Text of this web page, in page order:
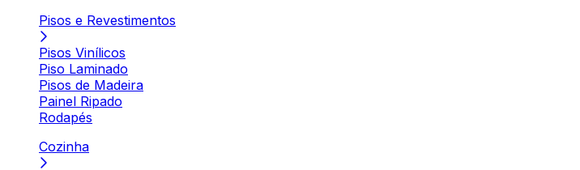
Pisos e Revestimentos
Pisos Vinílicos
Piso Laminado
Pisos de Madeira
Painel Ripado
Rodapés
Cozinha